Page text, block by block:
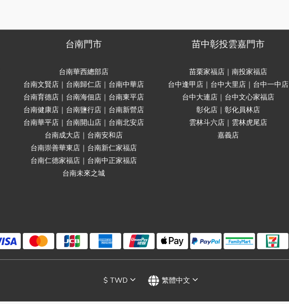
台南門市
台南華西總部店
台南文賢店｜台南歸仁店｜台南中華店
台南育德店｜台南海佃店｜台南東平店
台南健康店｜台南鹽行店｜台南新營店
台南華平店｜台南開山店｜台南北安店
台南成大店｜台南安和店
台南崇善華東店｜台南新仁家福店
台南仁德家福店｜台南中正家福店
台南未來之城
苗中彰投雲嘉門市
苗栗家福店｜南投家福店
台中逢甲店｜台中大里店｜台中一中店
台中大連店｜台中文心家福店
彰化店｜彰化員林店
雲林斗六店｜雲林虎尾店
嘉義店
$ TWD 繁體中文